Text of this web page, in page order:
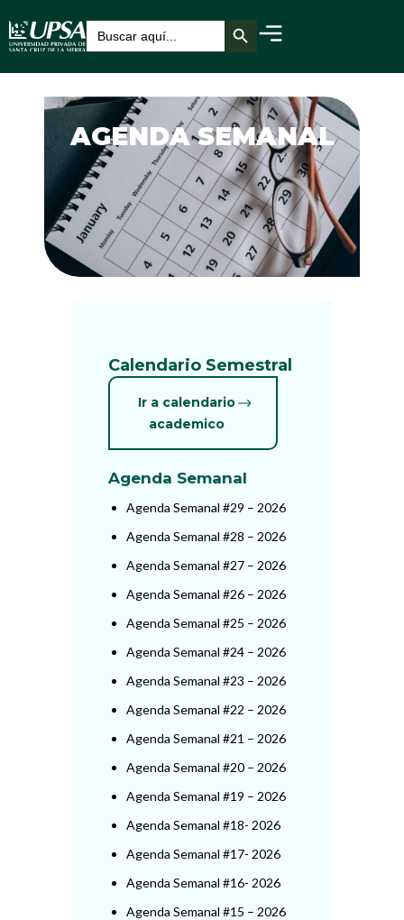
Buscar: Botón de búsqueda
AGENDA SEMANAL
Calendario Semestral
Ir a calendario
academico
Agenda Semanal
Agenda Semanal #29 – 2026
Agenda Semanal #28 – 2026
Agenda Semanal #27 – 2026
Agenda Semanal #26 – 2026
Agenda Semanal #25 – 2026
Agenda Semanal #24 – 2026
Agenda Semanal #23 – 2026
Agenda Semanal #22 – 2026
Agenda Semanal #21 – 2026
Agenda Semanal #20 – 2026
Agenda Semanal #19 – 2026
Agenda Semanal #18- 2026
Agenda Semanal #17- 2026
Agenda Semanal #16- 2026
Agenda Semanal #15 – 2026